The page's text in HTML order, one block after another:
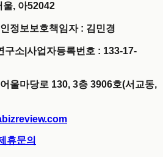
울, 아52042
정보보호책임자 : 김민경
구소 사업자등록번호 : 133-17-
울마당로 130, 3층 3906호(서교동,
휴문의